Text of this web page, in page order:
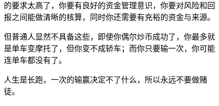
的要求太高了，你要有良好的资金管理意识，你要对风险和回
报之间能做清晰的核算，同时你还需要有充裕的资金与来源。
但普通人显然不具备这些，即使你偶尔炒币成功了，你最多就
是单车变摩托了，但你变不成轿车；而你只要输一次，你可能
连单车都没有了。
人生是长跑，一次的输赢决定不了什么，所以永远不要做赌
徒。